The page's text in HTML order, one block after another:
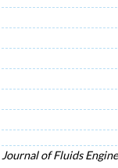
Journal of Fluids